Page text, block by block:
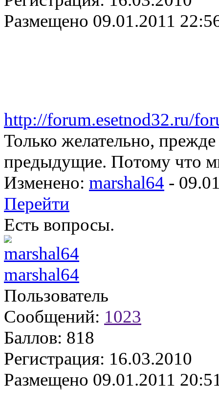
Размещено 09.01.2011
http://forum.esetnod32.ru/
Только желательно,
предыдущие. Потому что
Изменено: marshal64 -
Перейти
Есть вопросы.
marshal64
Пользователь
Сообщений: 1023
Баллов: 818
Регистрация: 16.03.2010
Размещено 09.01.2011